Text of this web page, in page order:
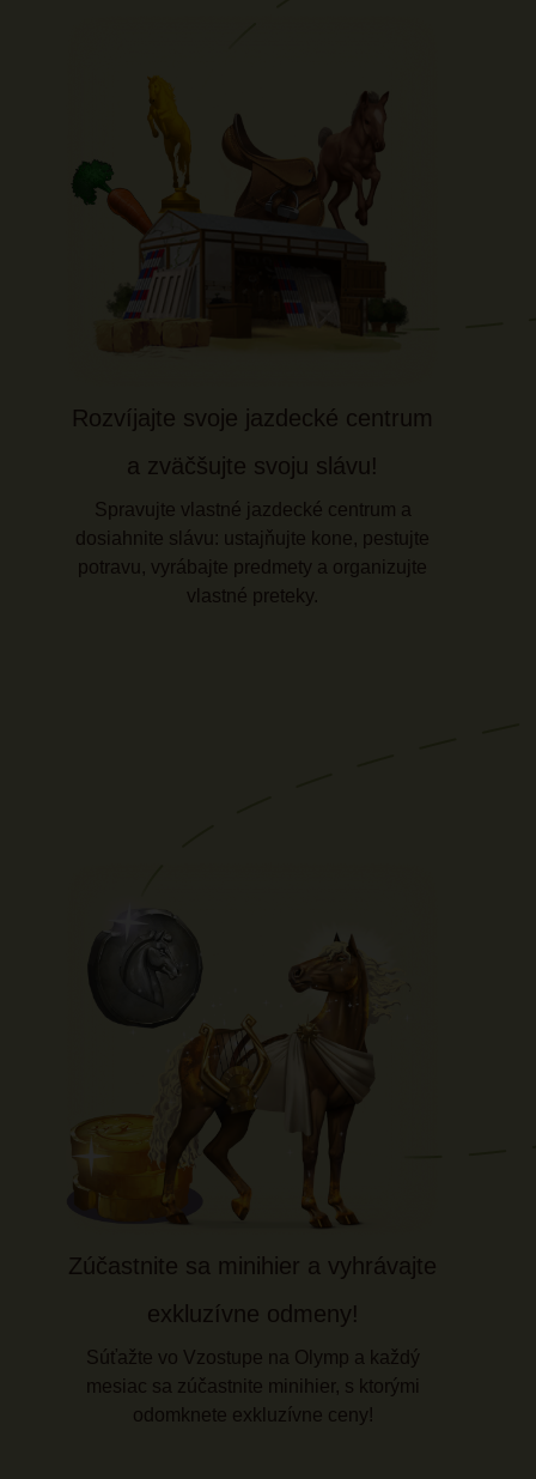
Rozvíjajte svoje jazdecké centrum
a zväčšujte svoju slávu!
Spravujte vlastné jazdecké centrum a
dosiahnite slávu: ustajňujte kone, pestujte
potravu, vyrábajte predmety a organizujte
vlastné preteky.
Zúčastnite sa minihier a vyhrávajte
exkluzívne odmeny!
Súťažte vo Vzostupe na Olymp a každý
mesiac sa zúčastnite minihier, s ktorými
odomknete exkluzívne ceny!